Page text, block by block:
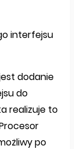
interfejsu
dodanie
do
realizuje to
po